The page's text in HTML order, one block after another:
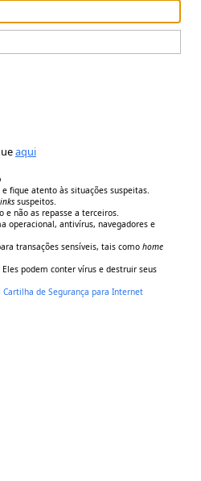
aqui
fique atento às situações suspeitas.
suspeitos.
e não as repasse a terceiros.
operacional, antivírus, navegadores e
transações sensíveis, tais como home
Eles podem conter vírus e destruir seus
Cartilha de Segurança para Internet